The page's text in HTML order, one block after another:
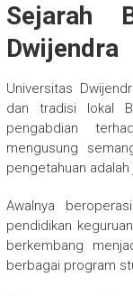
Sejarah
Dwijendra
Universitas
dan tradisi lokal
pengabdian
mengusung
pengetahuan
Awalnya
pendidikan
berkembang
berbagai program